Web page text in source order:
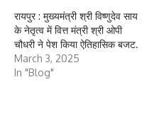
रायपुर : मुख्यमंत्री श्री विष्णुदेव साय
के नेतृत्व में वित्त मंत्री श्री ओपी
चौधरी ने पेश किया ऐतिहासिक बजट.
March 3, 2025
In "Blog"